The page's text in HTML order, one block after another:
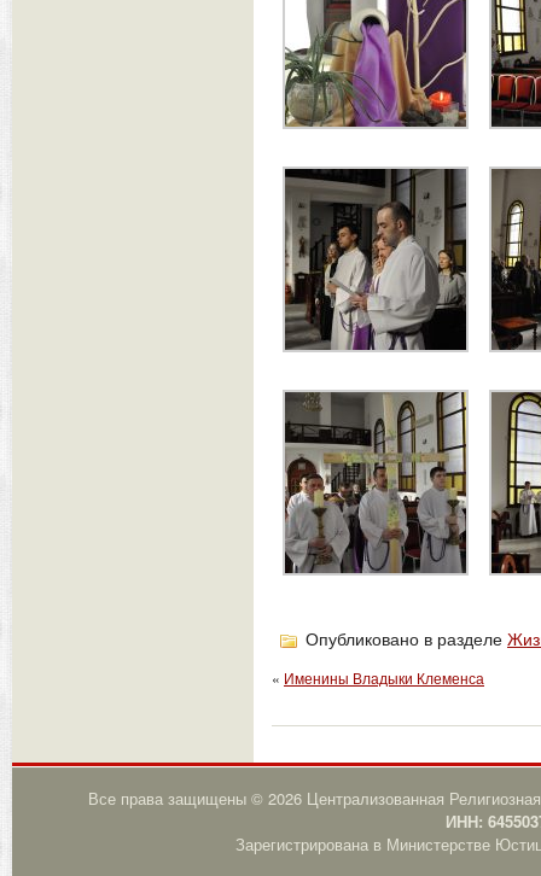
Опубликовано в разделе
« Именины Владыки Клеменса
Все права защищены © 2026 Централизованная
ИНН:
Зарегистрирована в Министерстве